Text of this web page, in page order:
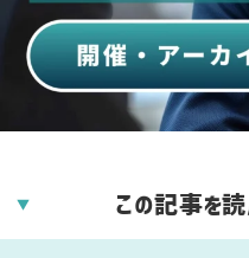
▼ この記事を